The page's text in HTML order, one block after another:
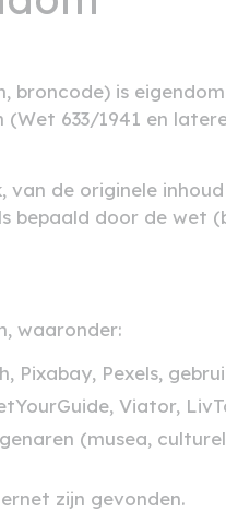
broncode) is
633/1941 en
de originele
bepaald door de wet
waaronder:
Pixabay, Pexels,
Viator,
(musea,
zijn gevonden.